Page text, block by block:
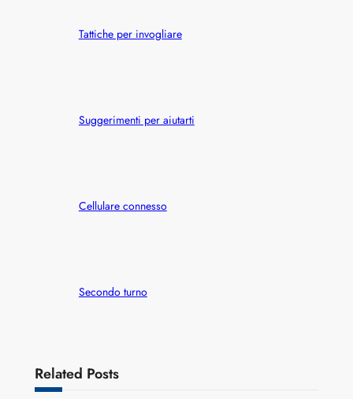
Tattiche per invogliare
Suggerimenti per aiutarti
Cellulare connesso
Secondo turno
Related Posts